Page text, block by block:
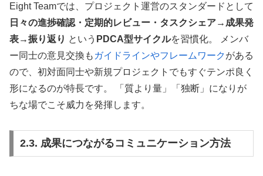
Eight Teamでは、プロジェクト運営のスタンダードとして
日々の進捗確認・定期的レビュー・タスクシェア→成果発
表→振り返り という PDCA型サイクルを習慣化。 メンバ
ー同士の意見交換も ガイドラインやフレームワークがある
ので、初対面同士や新規プロジェクトでもすぐテンポ良く
形になるのが特長です。 「質より量」「独断」になりが
ちな場でこそ威力を発揮します。
2.3. 成果につながるコミュニケーション方法